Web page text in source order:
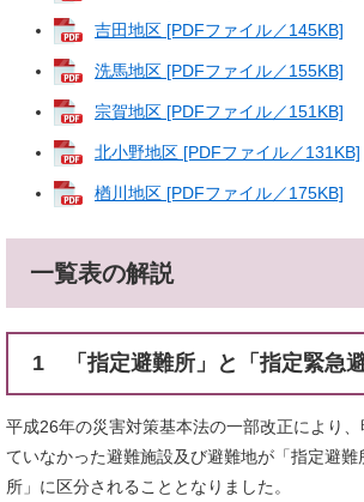
吉田地区 [PDFファイル／145KB]
洗馬地区 [PDFファイル／155KB]
宗賀地区 [PDFファイル／151KB]
北小野地区 [PDFファイル／131KB]
楢川地区 [PDFファイル／175KB]
一覧表の解説
1 「指定避難所」と「指定緊急避
平成26年の災害対策基本法の一部改正により
ていなかった避難施設及び避難地が「指定避
所」に区分されることとなりました。